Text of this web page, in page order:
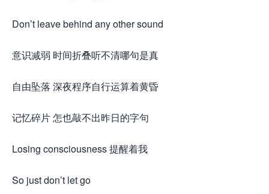
Don’t leave behind any other sound
意识减弱 时间折叠听不清哪句是真
自由坠落 深夜程序自行运算着黄昏
记忆碎片 怎也敲不出昨日的字句
Losing consciousness 提醒着我
So just don’t let go